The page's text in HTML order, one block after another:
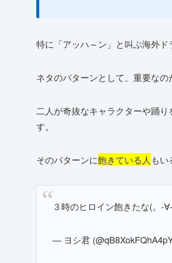
特に「アッハ～ン」と叫ぶ海外ド
ネタのパターンとして、重要なの
二人が奇抜なキャラクターや踊
す。
そのパターンに飽きている人 もい
３時のヒロイン飽きたな(。-
— ヨシ君